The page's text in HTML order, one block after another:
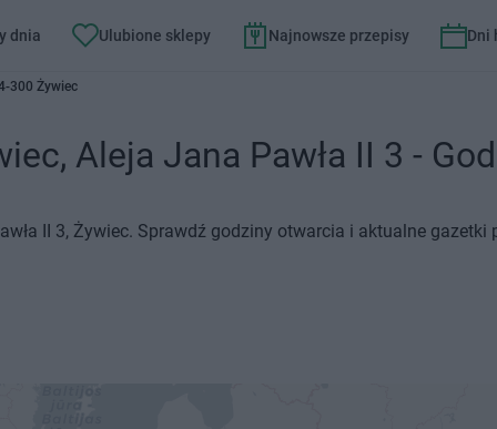
dnia Ulubione sklepy Najnowsze przepisy Dni
300 Żywiec
Aleja Jana Pawła II 3 -
II 3, Żywiec. Sprawdź godziny otwarcia i aktualne